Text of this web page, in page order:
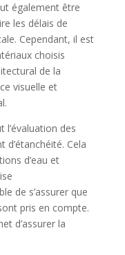
également être
les délais de
Cependant, il est
choisis
de la
visuelle et
l’évaluation des
Cela
d’eau et
de s’assurer que
pris en compte.
d’assurer la